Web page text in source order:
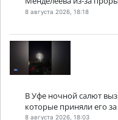
8 августа 2026, 18:18
В Уфе ночной салют
которые приняли его
8 августа 2026, 18:03